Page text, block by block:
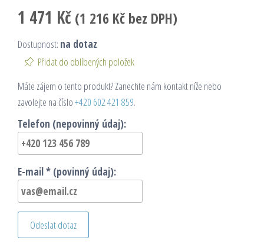
1 471 Kč (1 216 Kč bez DPH)
Dostupnost: na dotaz
Přidat do oblíbených položek
Máte zájem o tento produkt? Zanechte nám kontakt níže nebo
zavolejte na číslo+420 602 421 859.
Telefon (nepovinný údaj):
E-mail * (povinný údaj):
Odeslat dotaz